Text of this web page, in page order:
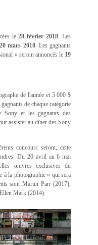
le28 février 2018 . Les
20 mars 2018. Les gagnants
» seront annoncés le 19
de l'année et 5 000 $
de chaque catégorie
Sony et les gagnants des
assister au dîner des Sony
concours seront, cette
Du 20 avril au 6 mai
œuvres exclusives du
à la photographie » qui sera
sont Martin Parr (2017),
Mark (2014).